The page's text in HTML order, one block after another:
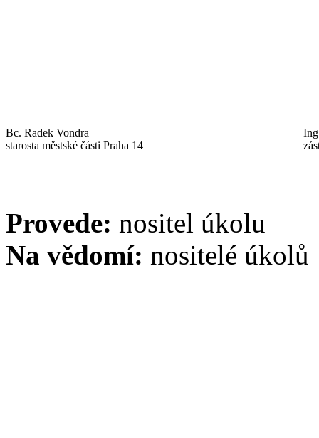
Bc. Radek Vondra
starosta městské části Praha 14
Provede: nositel úkolu
Na vědomí: nositelé úkolů